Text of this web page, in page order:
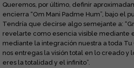
Queremos, por último, definir
encierra “Om Mani Padme Hum”, bajo el
Tendría que decirse algo semejante a:
revelarte como esencia visible mediante
mediante la integración nuestra a toda
nos entregas la visión total en lo creado
eres la totalidad y el infinito”.